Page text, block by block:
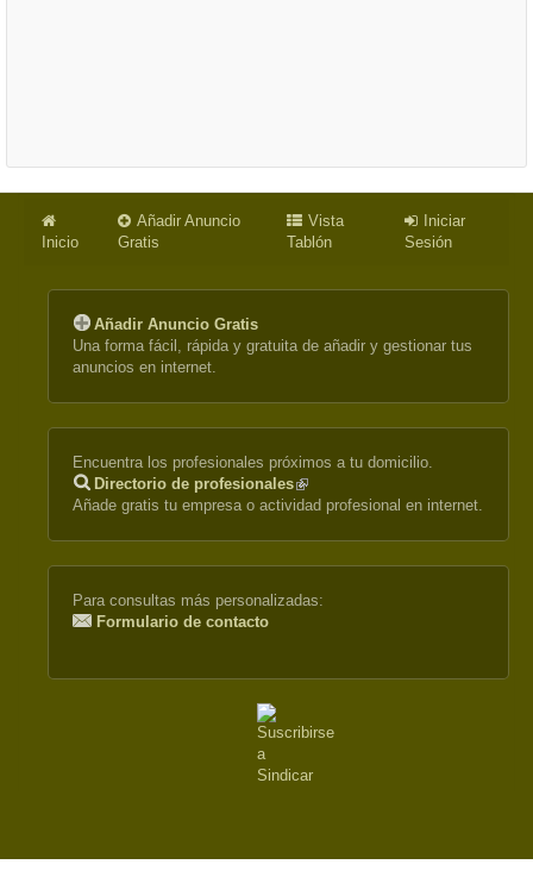
Inicio
Añadir Anuncio
Gratis
Vista
Tablón
Iniciar
Sesión
Añadir Anuncio Gratis
Una forma fácil, rápida y gratuita de añadir y gestionar tus
anuncios en internet.
Encuentra los profesionales próximos a tu domicilio.
Directorio de profesionales(link
is
Añade gratis tu empresa o actividad profesional en internet.
Para consultas más personalizadas:
Formulario de contacto